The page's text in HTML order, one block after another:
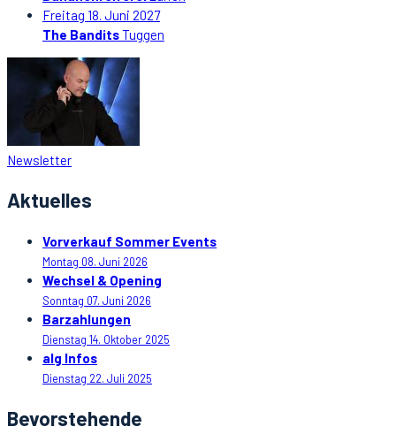
Freitag 18. Juni 2027
The BanditsTuggen
Newsletter
Aktuelles
Vorverkauf Sommer Events
Montag 08. Juni 2026
Wechsel & Opening
Sonntag 07. Juni 2026
Barzahlungen
Dienstag 14. Oktober 2025
alg Infos
Dienstag 22. Juli 2025
Bevorstehende